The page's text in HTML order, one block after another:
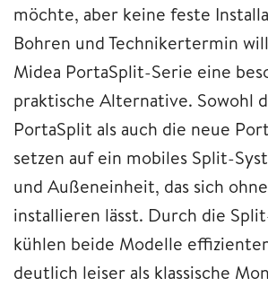
möchte, aber keine feste
Bohren und Technikertermin
Midea PortaSplit-Serie eine
praktische Alternative. Sowohl
PortaSplit als auch die neue
setzen auf ein mobiles Split-
und Außeneinheit, das sich
installieren lässt. Durch die
kühlen beide Modelle
deutlich leiser als klassische